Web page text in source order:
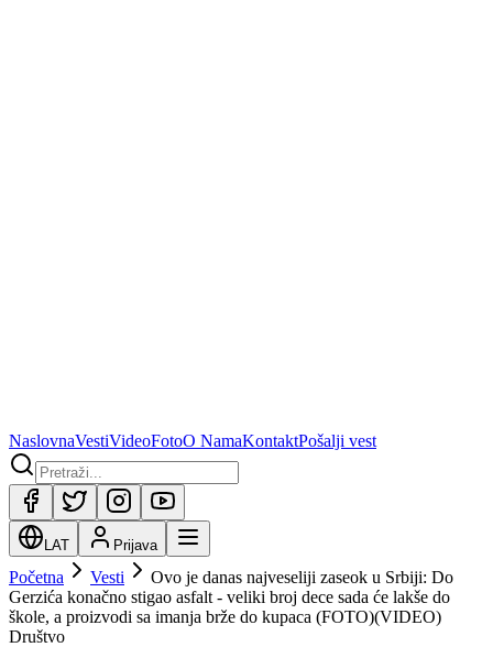
NaslovnaVestiVideoFotoO NamaKontaktPošalji vest
LAT Prijava
Početna Vesti
Ovo je danas najveseliji zaseok u Srbiji: Do
Gerzića konačno stigao asfalt - veliki broj dece sada će lakše do
škole, a proizvodi sa imanja brže do kupaca (FOTO)(VIDEO)
Društvo